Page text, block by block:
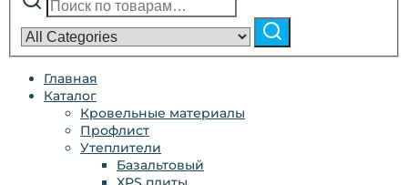
by
category:
Поиск
Главная
Каталог
Кровельные материалы
Профлист
Утеплители
Базальтовый